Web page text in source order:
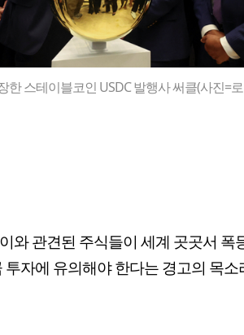
한 스테이블코인 USDC 발행사 써클(사진=
와 관견된 주식들이 세계 곳곳서 폭
자에 유의해야 한다는 경고의 목